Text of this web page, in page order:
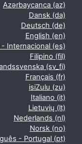
Azərbaycanca ‎(az)‎
Dansk ‎(da)‎
Deutsch ‎(de)‎
English ‎(en)‎
- Internacional ‎(es)‎
Filipino ‎(fil)‎
‎(sv_fi)‎
Français ‎(fr)‎
isiZulu ‎(zu)‎
Italiano ‎(it)‎
Lietuvių ‎(lt)‎
Nederlands ‎(nl)‎
Norsk ‎(no)‎
- Portugal ‎(pt)‎